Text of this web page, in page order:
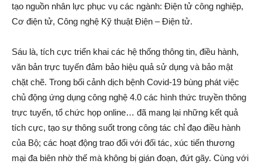
tạo nguồn nhân lực phục vụ các ngành: Điện tử công nghiệp,
Cơ điện tử, Công nghệ Kỹ thuật Điện – Điện tử.
Sáu là, tích cực triển khai các hệ thống thông tin, điều hành,
văn bản trực tuyến đảm bảo hiệu quả sử dụng và bảo mật
chặt chẽ. Trong bối cảnh dịch bệnh Covid-19 bùng phát việc
chủ động ứng dụng công nghệ 4.0 các hình thức truyền thông
trực tuyến, tổ chức họp online… đã mang lại những kết quả
tích cực, tạo sự thông suốt trong công tác chỉ đạo điều hành
của Bộ; các hoạt động trao đổi với đối tác, xúc tiến thương
mại đa biên nhờ thế mà không bị gián đoạn, đứt gãy. Cùng với